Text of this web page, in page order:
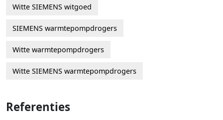
Witte SIEMENS witgoed
SIEMENS warmtepompdrogers
Witte warmtepompdrogers
Witte SIEMENS warmtepompdrogers
Referenties